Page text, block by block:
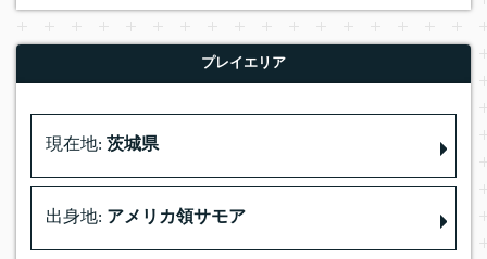
プレイエリア
現在地: 茨城県
出身地: アメリカ領サモア